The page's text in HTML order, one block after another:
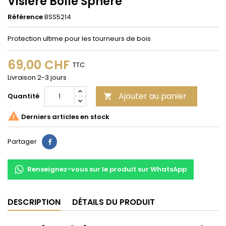
RéférenceBSS5214
Protection ultime pour les tourneurs de bois
69,00 CHF TTC
Livraison 2-3 jours
Quantité
 Ajouter au panier
 Derniers articles en stock
Partager Partager
Renseignez-vous sur le produit sur WhatsApp
DESCRIPTION DÉTAILS DU PRODUIT